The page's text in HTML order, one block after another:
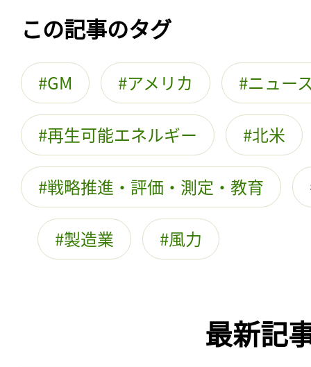
この記事のタグ
GM アメリカ ニュー
再生可能エネルギー 北米
戦略推進・評価・測定・教育
製造業 風力
最新記